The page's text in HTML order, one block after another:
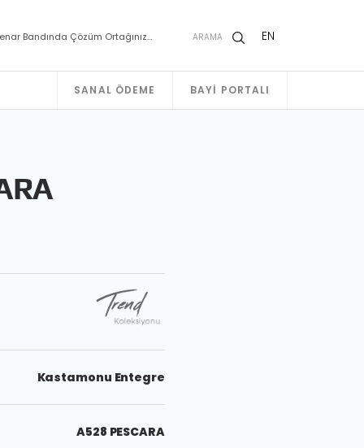
Bandında Çözüm Ortağınız… ARAMA EN
SANAL ÖDEME BAYI PORTALI
Kastamonu Entegre
A528 PESCARA